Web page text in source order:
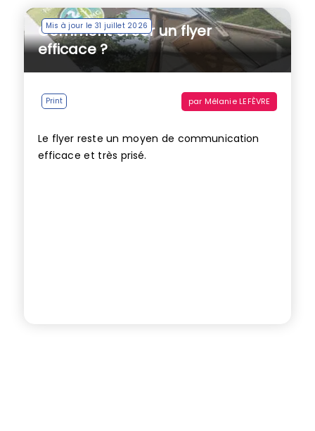
Mis à jour le 31 juillet 2026
Comment créer un flyer
efficace ?
Print par Mélanie LEFÈVRE
Le flyer reste un moyen de communication
efficace et très prisé.